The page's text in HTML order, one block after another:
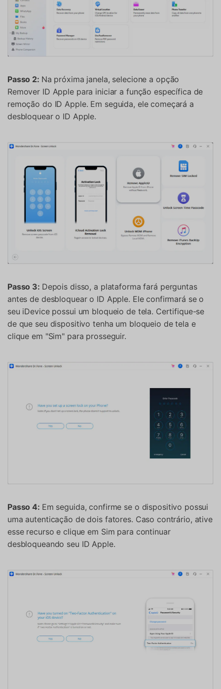
Passo 2: Na próxima janela, selecione a opção
Remover ID Apple para iniciar a função específica de
remoção do ID Apple. Em seguida, ele começará a
desbloquear o ID Apple.
Passo 3: Depois disso, a plataforma fará perguntas
antes de desbloquear o ID Apple. Ele confirmará se o
seu iDevice possui um bloqueio de tela. Certifique-se
de que seu dispositivo tenha um bloqueio de tela e
clique em "Sim" para prosseguir.
Passo 4: Em seguida, confirme se o dispositivo possui
uma autenticação de dois fatores. Caso contrário, ative
esse recurso e clique em Sim para continuar
desbloqueando seu ID Apple.